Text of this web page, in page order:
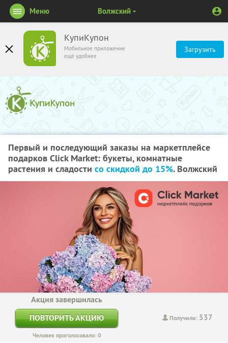
КупиКупон
Мобильное приложение
ещё удобнее
Загрузить
Меню Волжский
Первый и последующий заказы на маркетплейсе
подарков Click Market: букеты, комнатные
растения и сладости со скидкой до 15%. Волжский
Получили: 537
Акция завершилась
ПОВТОРИТЬ АКЦИЮ
Человек проголосовало: 0